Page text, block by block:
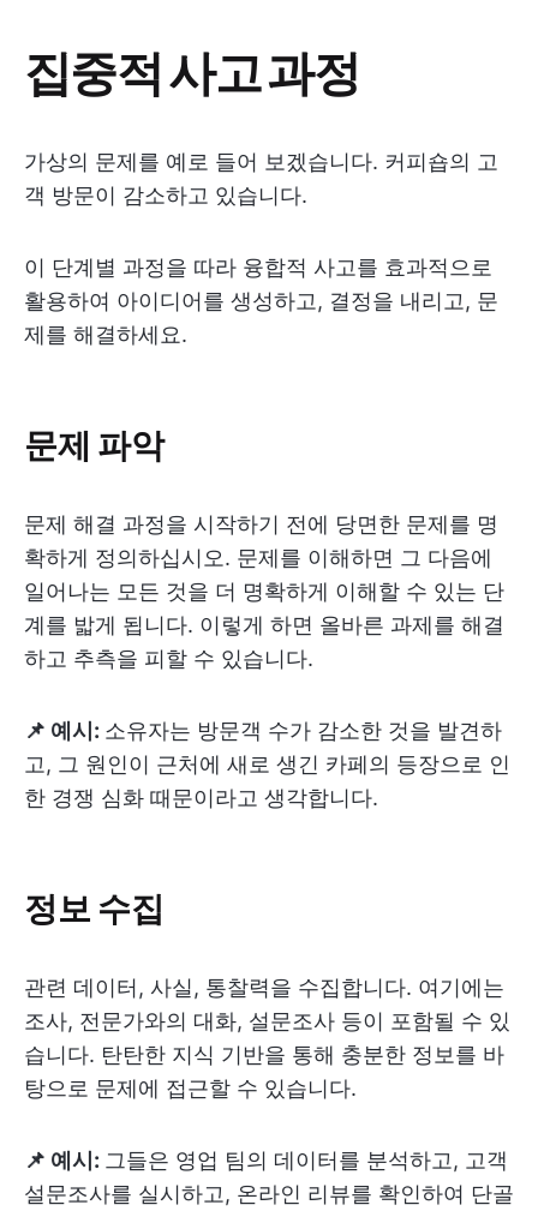
집중적 사고 과정
가상의 문제를 예로 들어 보겠습니다. 커피숍의 고
객 방문이 감소하고 있습니다.
이 단계별 과정을 따라 융합적 사고를 효과적으로
활용하여 아이디어를 생성하고, 결정을 내리고, 문
제를 해결하세요.
문제 파악
문제 해결 과정을 시작하기 전에 당면한 문제를 명
확하게 정의하십시오. 문제를 이해하면 그 다음에
일어나는 모든 것을 더 명확하게 이해할 수 있는 단
계를 밟게 됩니다. 이렇게 하면 올바른 과제를 해결
하고 추측을 피할 수 있습니다.
📌 예시: 소유자는 방문객 수가 감소한 것을 발견하
고, 그 원인이 근처에 새로 생긴 카페의 등장으로 인
한 경쟁 심화 때문이라고 생각합니다.
정보 수집
관련 데이터, 사실, 통찰력을 수집합니다. 여기에는
조사, 전문가와의 대화, 설문조사 등이 포함될 수 있
습니다. 탄탄한 지식 기반을 통해 충분한 정보를 바
탕으로 문제에 접근할 수 있습니다.
📌 예시: 그들은 영업 팀의 데이터를 분석하고, 고객
설문조사를 실시하고, 온라인 리뷰를 확인하여 단골